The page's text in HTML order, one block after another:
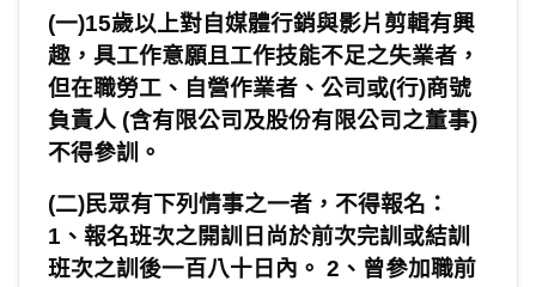
(一)15歲以上對自媒體行銷與影片剪輯有興
趣，具工作意願且工作技能不足之失業者，
但在職勞工、自營作業者、公司或(行)商號
負責人 (含有限公司及股份有限公司之董事)
不得參訓。
(二)民眾有下列情事之一者，不得報名：
1 、報名班次之開訓日尚於前次完訓或結訓
班次之訓後一百八十日內。 2 、曾參加職前